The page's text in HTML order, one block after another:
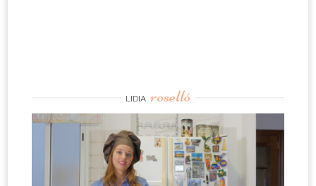
LIDIA roselló